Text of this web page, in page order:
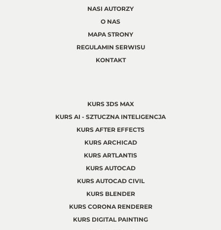
NASI AUTORZY
O NAS
MAPA STRONY
REGULAMIN SERWISU
KONTAKT
KURS 3DS MAX
KURS AI - SZTUCZNA INTELIGENCJA
KURS AFTER EFFECTS
KURS ARCHICAD
KURS ARTLANTIS
KURS AUTOCAD
KURS AUTOCAD CIVIL
KURS BLENDER
KURS CORONA RENDERER
KURS DIGITAL PAINTING